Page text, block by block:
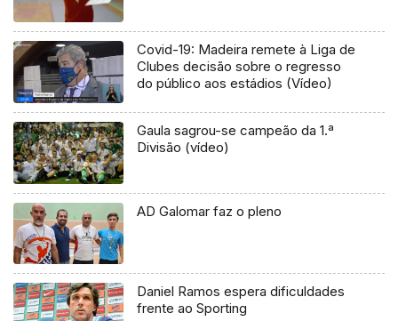
Covid-19: Madeira remete à Liga de
Clubes decisão sobre o regresso
do público aos estádios (Vídeo)
Gaula sagrou-se campeão da 1.ª
Divisão (vídeo)
AD Galomar faz o pleno
Daniel Ramos espera dificuldades
frente ao Sporting